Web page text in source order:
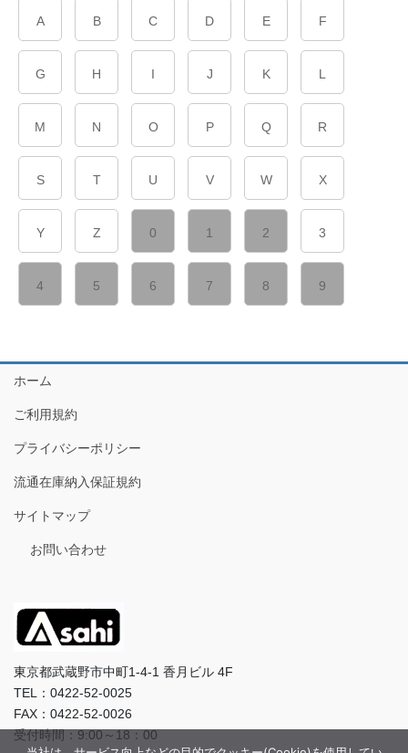
A B C D E F
G H I J K L
M N O P Q R
S T U V W X
Y Z 0 1 2 3
4 5 6 7 8 9
ホーム
ご利用規約
プライバシーポリシー
流通在庫納入保証規約
サイトマップ
お問い合わせ
東京都武蔵野市中町1-4-1 香月ビル 4F
TEL：0422-52-0025
FAX：0422-52-0026
受付時間：9:00～18：00